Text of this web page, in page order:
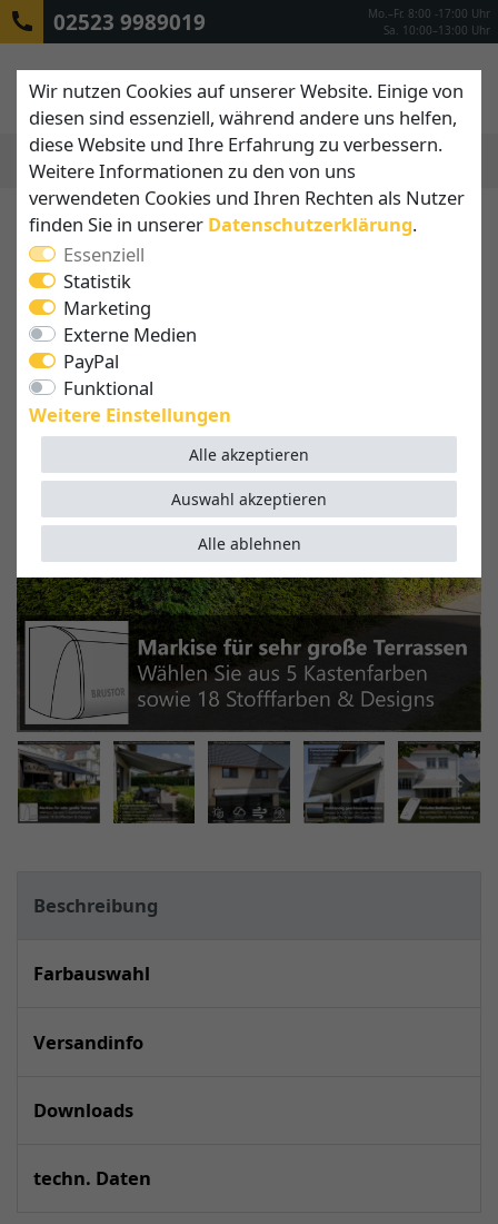
02523 9989019
Mo.–Fr. 8:00 -17:00 Uhr
Sa. 10:00–13:00 Uhr
Beschreibung
Farbauswahl
Versandinfo
Downloads
techn. Daten
Wir nutzen Cookies auf unserer Website. Einige von
diesen sind essenziell, während andere uns helfen,
diese Website und Ihre Erfahrung zu verbessern.
Weitere Informationen zu den von uns
verwendeten Cookies und Ihren Rechten als Nutzer
finden Sie in unserer Daten­schutz­erklärung.
Essenziell
Statistik
Marketing
Externe Medien
PayPal
Funktional
Weitere Einstellungen
Alle akzeptieren
Alle ablehnen
Auswahl akzeptieren